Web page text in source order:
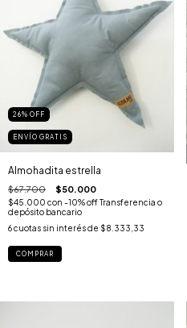
26% OFF
ENVÍO GRATIS
Almohadita estrella
$67.700 $50.000
$45.000 con -10% off Transferencia o
depósito bancario
6cuotas sin interés de $8.333,33
COMPRAR